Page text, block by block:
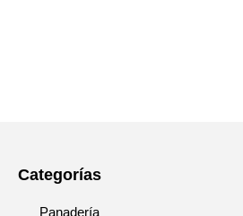
Categorías
Panadería